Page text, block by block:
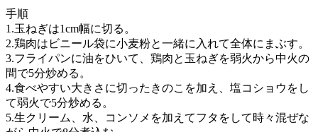
手順
1.玉ねぎは1cm幅に切る。
2.鶏肉はビニール袋に小麦粉と一緒に入れて全体にまぶす。
3.フライパンに油をひいて、鶏肉と玉ねぎを弱火から中火の
間で5分炒める。
4.食べやすい大きさに切ったきのこを加え、塩コショウをし
て弱火で5分炒める。
5.生クリーム、水、コンソメを加えてフタをして時々混ぜな